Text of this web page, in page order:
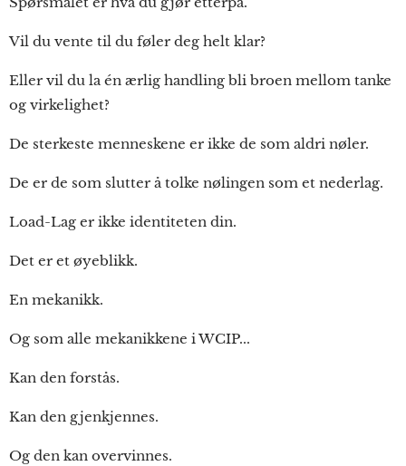
Vil du vente til du føler deg helt klar?
Eller vil du la én ærlig handling bli broen mellom tanke
og virkelighet?
De sterkeste menneskene er ikke de som aldri nøler.
De er de som slutter å tolke nølingen som et nederlag.
Load-Lag er ikke identiteten din.
Det er et øyeblikk.
En mekanikk.
Og som alle mekanikkene i WCIP...
Kan den forstås.
Kan den gjenkjennes.
Og den kan overvinnes.